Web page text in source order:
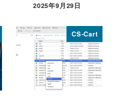
投稿日
2025年9月29日
CS-Cart